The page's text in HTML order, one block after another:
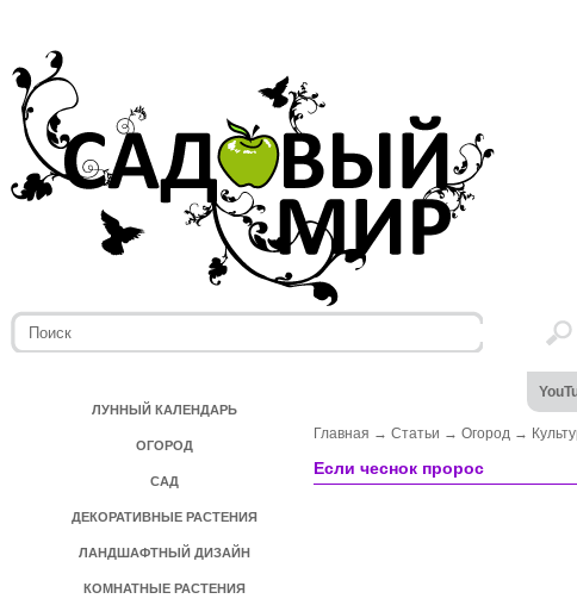
ЛУННЫЙ КАЛЕНДАРЬ
ОГОРОД
САД
ДЕКОРАТИВНЫЕ РАСТЕНИЯ
ЛАНДШАФТНЫЙ ДИЗАЙН
КОМНАТНЫЕ РАСТЕНИЯ
Главная → Статьи → Огород →
Если чеснок пророс